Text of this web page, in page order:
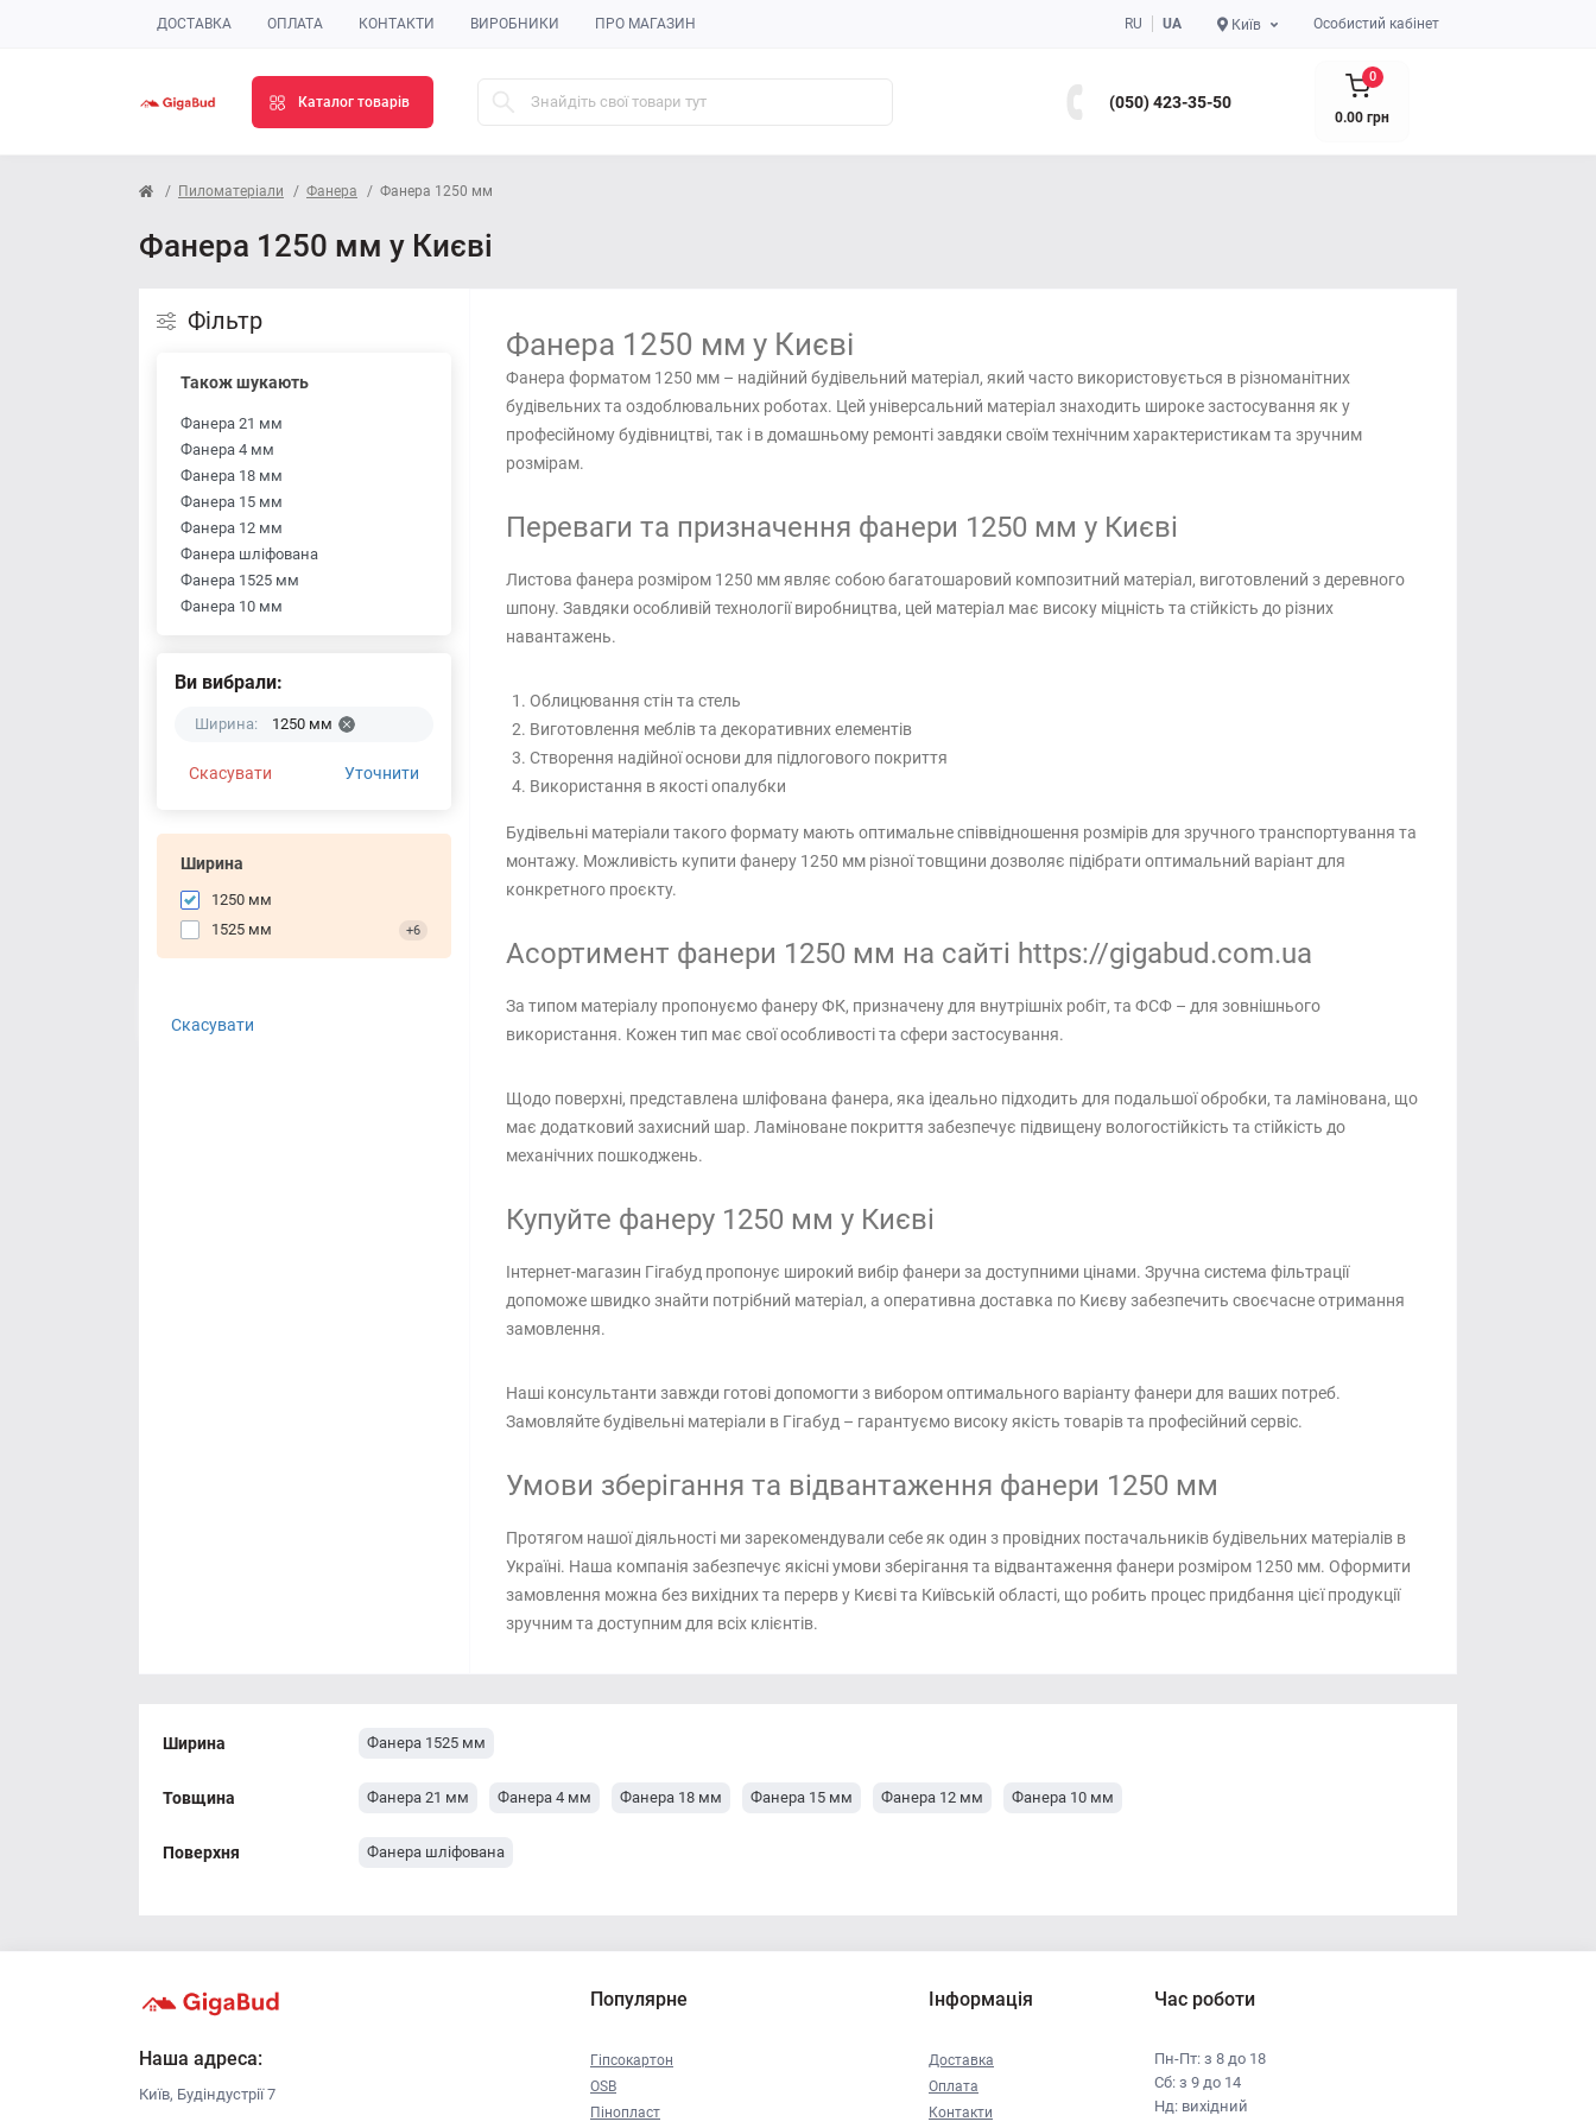
ДОСТАВКА ОПЛАТА КОНТАКТИ ВИРОБНИКИ ПРО МАГАЗИН RU UA Київ Особистий кабінет
Каталог товарів (050) 423-35-50
0
0.00 грн
Пиломатеріали Фанера Фанера 1250 мм
Фанера 1250 мм у Києві
Фільтр
Також шукають
Фанера 21 мм
Фанера 4 мм
Фанера 18 мм
Фанера 15 мм
Фанера 12 мм
Фанера шліфована
Фанера 1525 мм
Фанера 10 мм
Ви вибрали:
Ширина: 1250 мм
Скасувати Уточнити
Ширина
1250 мм
1525 мм
+6
Скасувати
Фанера 1250 мм у Києві
Фанера форматом 1250 мм – надійний будівельний матеріал, який часто використовується в різноманітних
будівельних та оздоблювальних роботах. Цей універсальний матеріал знаходить широке застосування як у
професійному будівництві, так і в домашньому ремонті завдяки своїм технічним характеристикам та зручним
розмірам.
Переваги та призначення фанери 1250 мм у Києві
Листова фанера розміром 1250 мм являє собою багатошаровий композитний матеріал, виготовлений з деревного
шпону. Завдяки особливій технології виробництва, цей матеріал має високу міцність та стійкість до різних
навантажень.
Облицювання стін та стель
Виготовлення меблів та декоративних елементів
Створення надійної основи для підлогового покриття
Використання в якості опалубки
Будівельні матеріали такого формату мають оптимальне співвідношення розмірів для зручного транспортування та
монтажу. Можливість купити фанеру 1250 мм різної товщини дозволяє підібрати оптимальний варіант для
конкретного проєкту.
Асортимент фанери 1250 мм на сайті https://gigabud.com.ua
За типом матеріалу пропонуємо фанеру ФК, призначену для внутрішніх робіт, та ФСФ – для зовнішнього
використання. Кожен тип має свої особливості та сфери застосування.
Щодо поверхні, представлена шліфована фанера, яка ідеально підходить для подальшої обробки, та ламінована, що
має додатковий захисний шар. Ламіноване покриття забезпечує підвищену вологостійкість та стійкість до
механічних пошкоджень.
Купуйте фанеру 1250 мм у Києві
Інтернет-магазин Гігабуд пропонує широкий вибір фанери за доступними цінами. Зручна система фільтрації
допоможе швидко знайти потрібний матеріал, а оперативна доставка по Києву забезпечить своєчасне отримання
замовлення.
Наші консультанти завжди готові допомогти з вибором оптимального варіанту фанери для ваших потреб.
Замовляйте будівельні матеріали в Гігабуд – гарантуємо високу якість товарів та професійний сервіс.
Умови зберігання та відвантаження фанери 1250 мм
Протягом нашої діяльності ми зарекомендували себе як один з провідних постачальників будівельних матеріалів в
Україні. Наша компанія забезпечує якісні умови зберігання та відвантаження фанери розміром 1250 мм. Оформити
замовлення можна без вихідних та перерв у Києві та Київській області, що робить процес придбання цієї продукції
зручним та доступним для всіх клієнтів.
Ширина Фанера 1525 мм
Товщина Фанера 21 мм Фанера 4 мм Фанера 18 мм Фанера 15 мм Фанера 12 мм Фанера 10 мм
Поверхня Фанера шліфована
Наша адреса:
Київ, Будіндустрії 7
Популярне
Гіпсокартон
OSB
Пінопласт
Інформація
Доставка
Оплата
Контакти
Час роботи
Пн-Пт: з 8 до 18
Сб: з 9 до 14
Нд: вихідний